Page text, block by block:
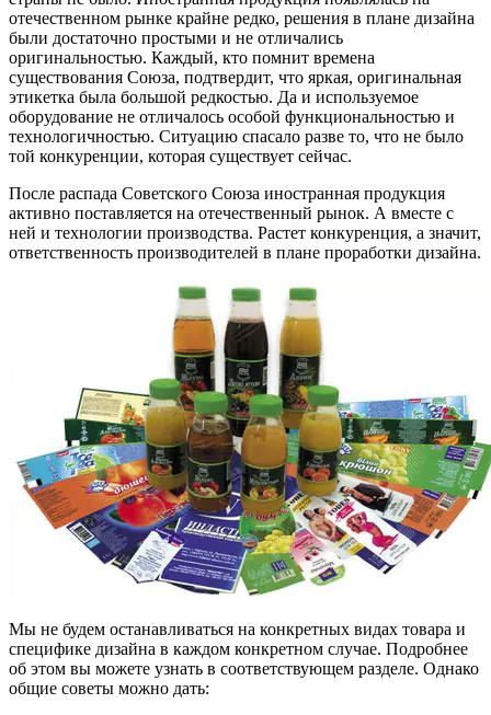
отечественном рынке крайне редко, решения в плане дизайна
были достаточно простыми и не отличались
оригинальностью. Каждый, кто помнит времена
существования Союза, подтвердит, что яркая, оригинальная
этикетка была большой редкостью. Да и используемое
оборудование не отличалось особой функциональностью и
технологичностью. Ситуацию спасало разве то, что не было
той конкуренции, которая существует сейчас.
После распада Советского Союза иностранная продукция
активно поставляется на отечественный рынок. А вместе с
ней и технологии производства. Растет конкуренция, а значит,
ответственность производителей в плане проработки дизайна.
Мы не будем останавливаться на конкретных видах товара и
специфике дизайна в каждом конкретном случае. Подробнее
об этом вы можете узнать в соответствующем разделе. Однако
общие советы можно дать: